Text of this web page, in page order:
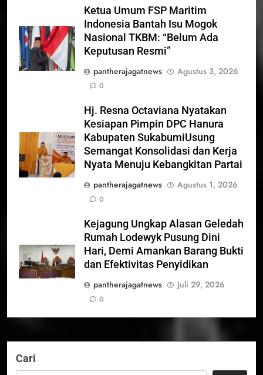
Ketua Umum FSP Maritim
Indonesia Bantah Isu Mogok
Nasional TKBM: “Belum Ada
Keputusan Resmi”
pantherajagatnews
Agustus 3, 2026
0
Hj. Resna Octaviana Nyatakan
Kesiapan Pimpin DPC Hanura
Kabupaten SukabumiUsung
Semangat Konsolidasi dan Kerja
Nyata Menuju Kebangkitan Partai
pantherajagatnews
Agustus 1, 2026
0
Kejagung Ungkap Alasan Geledah
Rumah Lodewyk Pusung Dini
Hari, Demi Amankan Barang Bukti
dan Efektivitas Penyidikan
pantherajagatnews
Juli 29, 2026
0
Cari